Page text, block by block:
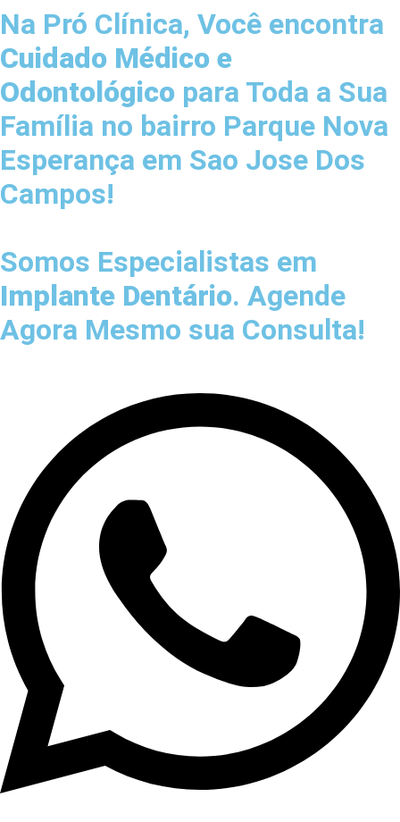
Na Pró Clínica, Você encontra
Cuidado Médico e
Odontológico para Toda a Sua
Família no bairro Parque Nova
Esperança em Sao Jose Dos
Campos!
Somos Especialistas em
Implante Dentário. Agende
Agora Mesmo sua Consulta!